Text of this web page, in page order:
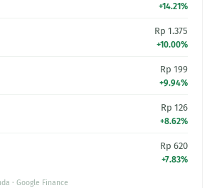
+14.21%
Rp 1.375
+10.00%
Rp 199
+9.94%
Rp 126
+8.62%
Rp 620
+7.83%
· Google Finance